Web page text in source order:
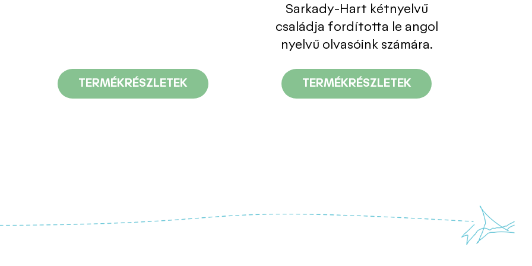
TERMÉKRÉSZLETEK
Sarkady-Hart kétnyelvű
családja fordította le angol
nyelvű olvasóink számára.
TERMÉKRÉSZLETEK